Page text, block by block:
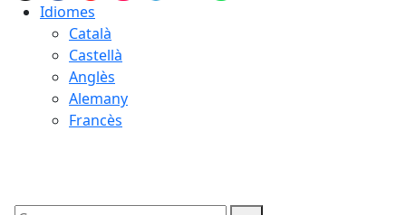
Idiomes
Català
Castellà
Anglès
Alemany
Francès